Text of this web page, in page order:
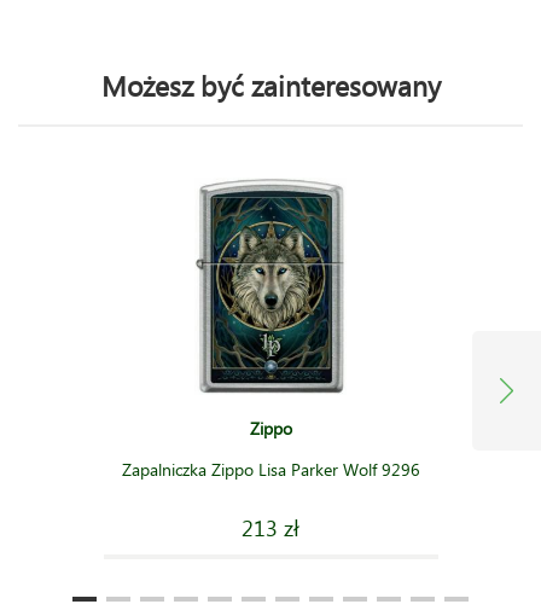
Możesz być zainteresowany
Zippo
Zapalniczka Zippo Lisa Parker Wolf 9296
213 zł